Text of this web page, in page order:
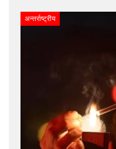
अन्तर्राष्ट्रीय